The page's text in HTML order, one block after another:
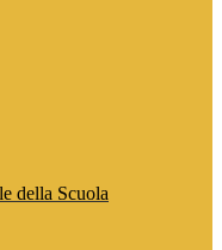
della Scuola